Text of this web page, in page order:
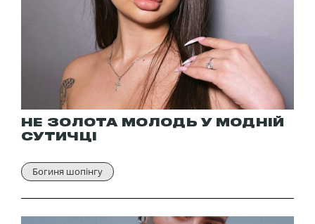
НЕ ЗОЛОТА МОЛОДЬ У МОДНІЙ
СУТИЧЦІ
Богиня шопінгу